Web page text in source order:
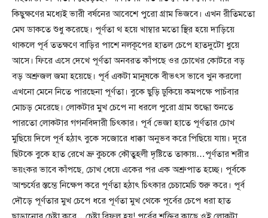
কিছুক্ষণের মধ্যেই ভারী বর্ষনের আবেশে পুরো গ্রাম ভিজবে। এখন রীতিমতো
মেঘ ডাকতে শুধু করেছে। পূর্ণতা থ হয়ে খাম্বার মতো স্থির হয়ে দাড়িয়ে
থাকলে পূর্ব ততক্ষণে বাড়ির পাশে নলকূপের হাতল চেপে হাতদুটো ধুয়ে
আসে। ফিরে এসে দেখে পূর্ণতা অনবরত কাঁপছে ওর চোখের কোটরে বড়
বড় অশ্রুজল জমা হয়েছে। পূর্ব একটা মানুষকে বীভৎস ভাবে খুন করলো
এখনো মেনে নিতে পারছেনা পূর্ণতা। বুকে ছুড়ি ঢুকিয়ে কমপক্ষে পাচঁবার
মোচড় মেরেছে। লোকটার মুখ চেপে না ধরলে পুরো গ্রাম শুদ্ধো শুনতে
পারতো লোকটার গগনবিদারী চিৎকার। পূর্ব ভেজা হাতে পূর্ণতার চোখ
মুছিয়ে দিলে পূর্ব হঠাৎ বুকে সজোরে ধাক্কা অনুভব করে পিছিয়ে যায়। দূরে
ছিটকে বুকে হাত রেখে ভ্রু কুচকে কৌতুহলী দৃষ্টিতে তাকায়…পূর্ণতার শরীর
ভয়ংকর ভাবে কাঁপছে, চোখ ধেয়ে একের পর এক অশ্রুপাত হচ্ছে। পূর্বকে
আশ্চর্যের স্তম্ভে নিক্ষেপ করে পূর্ণতা হঠাৎ চিৎকার চেচামেচি শুরু করে। পূর্ব
দৌড়ে পূর্ণতার মুখ চেপে ধরে পূর্ণতা মুখ থেকে পূর্বের চেপে ধরা হাত